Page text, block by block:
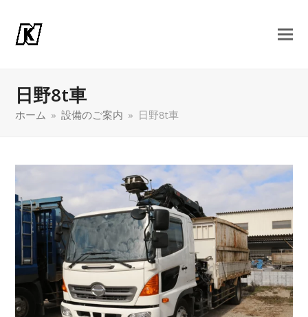
日野8t車
ホーム » 設備のご案内 » 日野8t車